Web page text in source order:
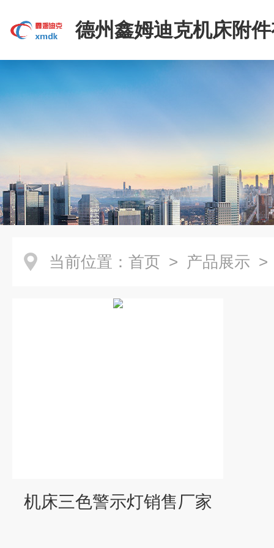
德州鑫姆迪克机床附
司
当前位置： 首页 > 产品展示
机床三色警示灯销售厂家